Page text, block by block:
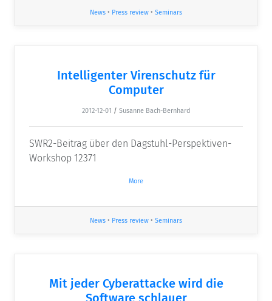
News • Press review • Seminars
Intelligenter Virenschutz für
Computer
2012-12-01 / Susanne Bach-Bernhard
SWR2-Beitrag über den Dagstuhl-Perspektiven-
Workshop 12371
More
News • Press review • Seminars
Mit jeder Cyberattacke wird die
Software schlauer